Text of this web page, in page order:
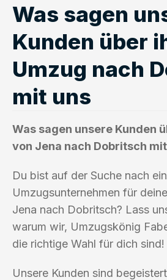
Was sagen
Kunden über
Umzug nach
mit uns
Was sagen unsere Kunden
von Jena nach Dobritsch
Du bist auf der Suche nach
Umzugsunternehmen für
Jena nach Dobritsch? Lass
warum wir, Umzugskönig
die richtige Wahl für dich sind!
Unsere Kunden sind